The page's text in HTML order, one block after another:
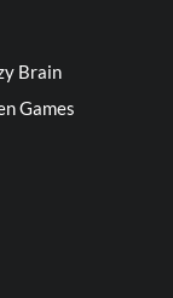
Brain
Games